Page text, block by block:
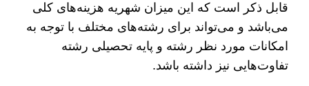
قابل ذکر است که این میزان شهریه هزینه‌های کلی
می‌باشد و می‌تواند برای رشته‌های مختلف با توجه به
امکانات مورد نظر رشته و پایه تحصیلی رشته
تفاوت‌هایی نیز داشته باشد.